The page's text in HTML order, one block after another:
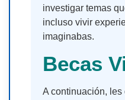
investigar temas
incluso vivir
imaginabas.
Becas
A continuación,